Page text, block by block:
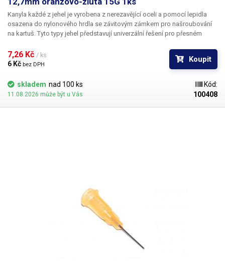
Kanyla každé z jehel je vyrobena z nerezavějící oceli a pomocí lepidla
osazena do nylonového hrdla se závitovým zámkem pro našroubování
na kartuš. Tyto typy jehel představují univerzální řešení pro přesném
silikony, epoxidy, lepidla... Každá z jehel je vybavena dvojitým závitem a
zámkovým systémem ke spolehlivému a rychlému uchycení
7,26 Kč / ks
6 Kč bez DPH
Koupit
skladem nad 100 ks
11.08.2026 může být u Vás
Kód:
100408